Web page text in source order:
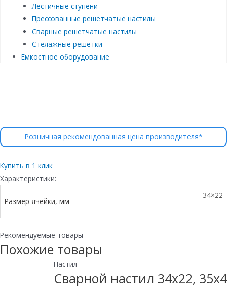
Лестичные ступени
Прессованные решетчатые настилы
Сварные решетчатые настилы
Стелажные решетки
Емкостное оборудование
Розничная рекомендованная цена производителя*
Купить в 1 клик
Характеристики:
Размер ячейки, мм
34×22
Рекомендуемые товары
Похожие товары
Настил
Сварной настил 34х22, 35х4